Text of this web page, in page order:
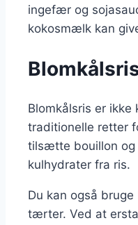
ingefær og
kokosmælk kan
Blomkålsris er
traditionelle retter
tilsætte bouillon og
kulhydrater fra ris.
Du kan også
tærter. Ved at